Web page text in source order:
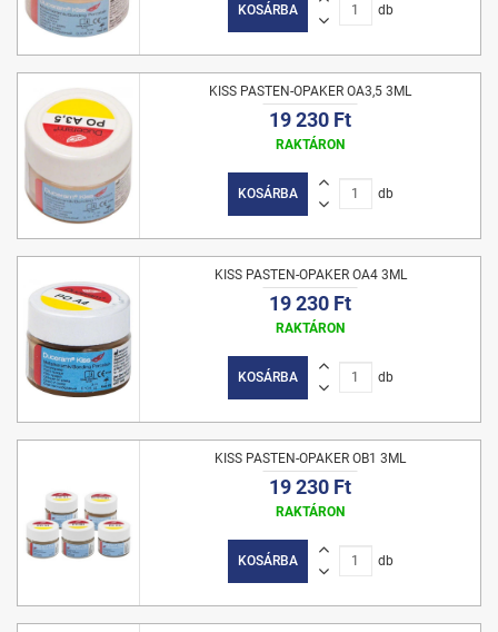
KOSÁRBA db
KISS PASTEN-OPAKER OA3,5 3ML
19 230 Ft
RAKTÁRON
KOSÁRBA db
KISS PASTEN-OPAKER OA4 3ML
19 230 Ft
RAKTÁRON
KOSÁRBA db
KISS PASTEN-OPAKER OB1 3ML
19 230 Ft
RAKTÁRON
KOSÁRBA db